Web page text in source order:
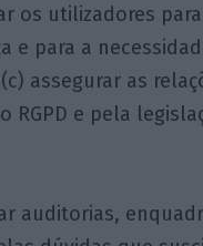
os utilizadores
e para a
assegurar as
e pela
auditorias,